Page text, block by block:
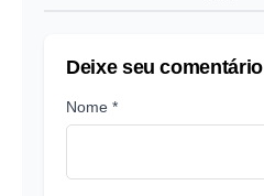
Deixe seu comentário
Nome *